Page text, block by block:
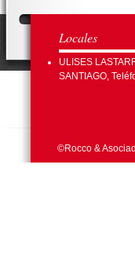
Locales
ULISES
SANTIAGO,
©Rocco &